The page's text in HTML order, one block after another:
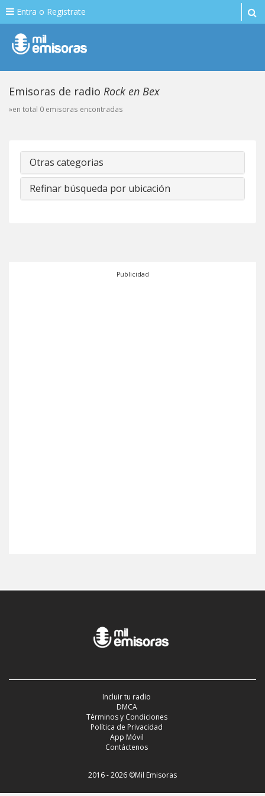
Entra o Registrate
Emisoras de radio Rock en Bex
»en total 0 emisoras encontradas
Otras categorias
Refinar búsqueda por ubicación
Publicidad
Incluir tu radio
DMCA
Términos y Condiciones
Política de Privacidad
App Móvil
Contáctenos
2016 - 2026 ©Mil Emisoras